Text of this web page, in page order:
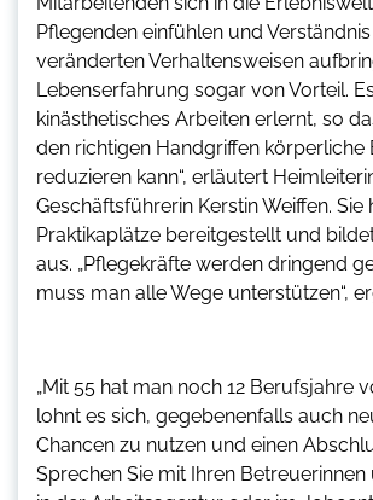
Pflegenden einfühlen und
veränderten Verhaltensweisen
Lebenserfahrung sogar von Vorteil.
kinästhetisches Arbeiten erlernt, so
den richtigen Handgriffen körperliche
reduzieren kann“, erläutert
Geschäftsführerin Kerstin Weiffen.
Praktikaplätze bereitgestellt und
aus. „Pflegekräfte werden dringend
muss man alle Wege unterstützen“,
„Mit 55 hat man noch 12 Berufsjahre
lohnt es sich, gegebenenfalls auch
Chancen zu nutzen und einen
Sprechen Sie mit Ihren